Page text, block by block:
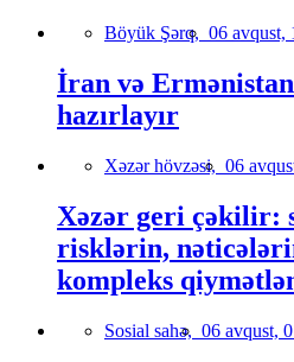
Böyük Şərq, 06 avqust,
İran və
hazırlayır
Xəzər hövzəsi, 06
Xəzər geri çəkilir:
risklərin,
kompleks
Sosial sahə, 06 avqust,